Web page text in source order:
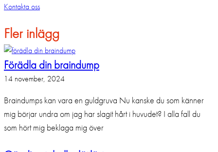
Kontakta oss
Fler inlägg
Förädla din braindump
14 november, 2024
Braindumps kan vara en guldgruva Nu kanske du som känner
mig börjar undra om jag har slagit hårt i huvudet? I alla fall du
som hört mig beklaga mig över